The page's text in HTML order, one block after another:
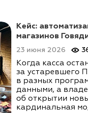
Кейс:
магазинов
23 июня 2026
Когда касса
за устаревшего
в разных
данными, а
об открытии
кардинальная